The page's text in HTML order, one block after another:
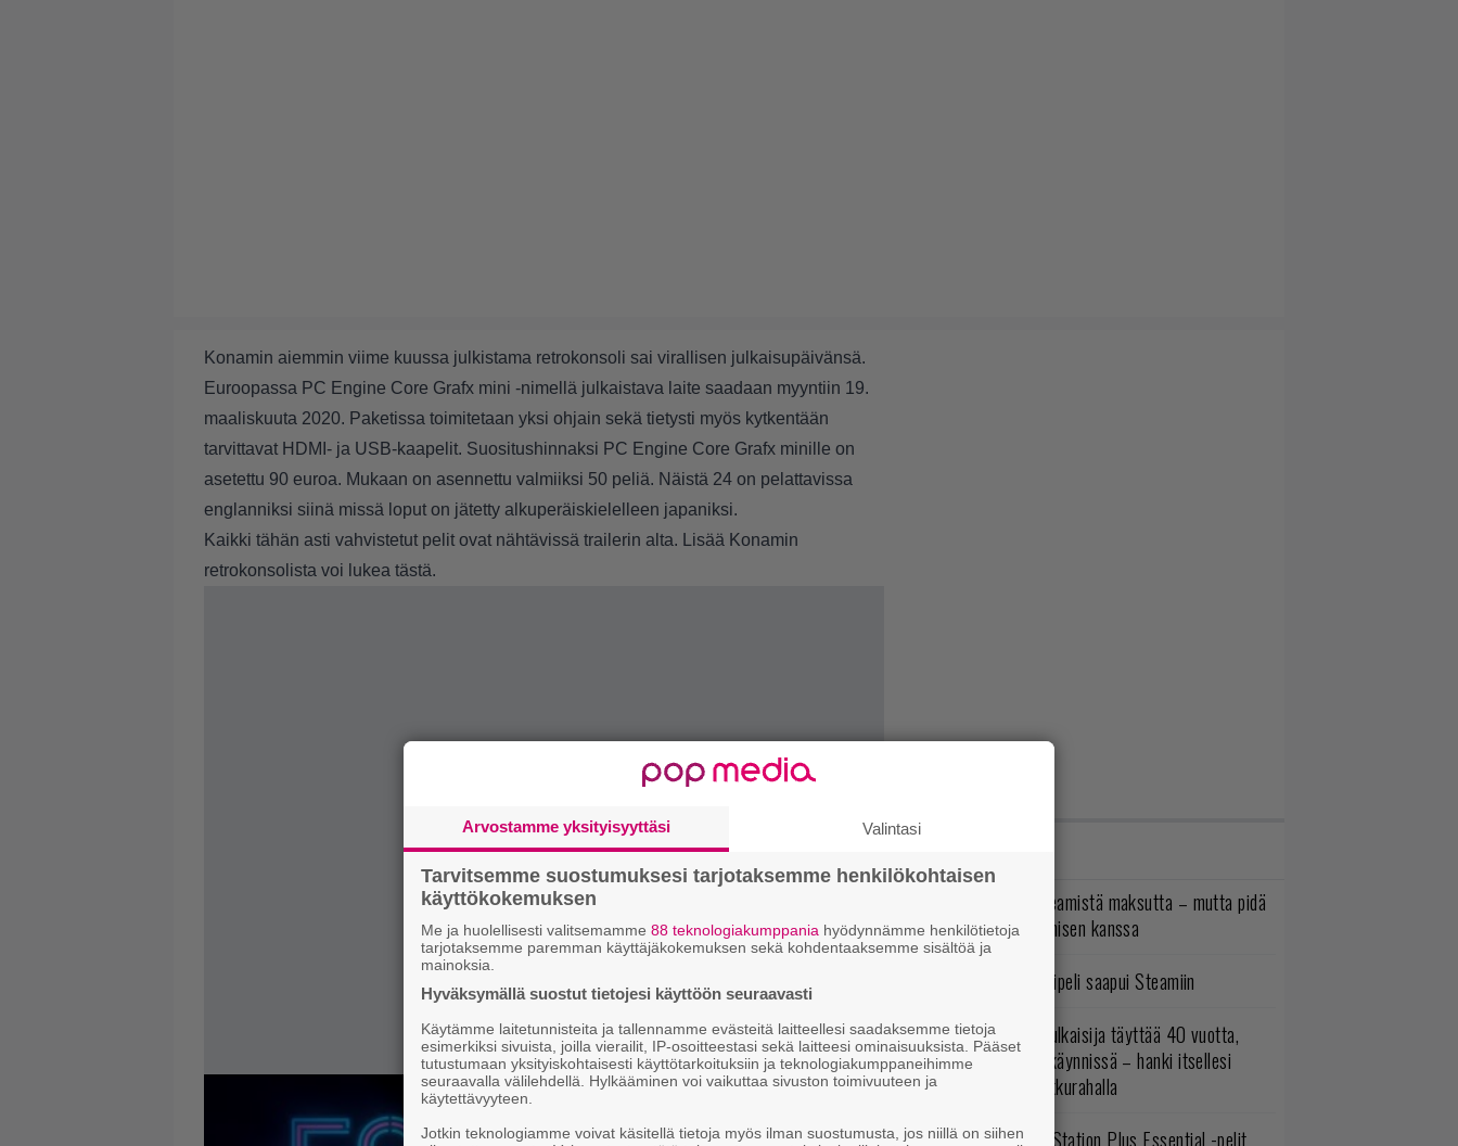
Konamin aiemmin viime kuussa julkistama retrokonsoli sai virallisen julkaisupäivänsä.
Euroopassa PC Engine Core Grafx mini -nimellä julkaistava laite saadaan myyntiin 19.
maaliskuuta 2020. Paketissa toimitetaan yksi ohjain sekä tietysti myös kytkentään
tarvittavat HDMI- ja USB-kaapelit. Suositushinnaksi PC Engine Core Grafx minille on
asetettu 90 euroa. Mukaan on asennettu valmiiksi 50 peliä. Näistä 24 on pelattavissa
englanniksi siinä missä loput on jätetty alkuperäiskielelleen japaniksi.
Kaikki tähän asti vahvistetut pelit ovat nähtävissä trailerin alta. Lisää Konamin
retrokonsolista voi lukea tästä.
Loistopeli Steamistä maksutta – mutta pidä
kiirettä lataamisen kanssa
Ubisoftin hittipeli saapui Steamiin
Rakastettu julkaisija täyttää 40 vuotta,
valtavat alet käynnissä – hanki itsellesi
klassikoita pikkurahalla
Elokuun PlayStation Plus Essential -pelit
Arvostamme yksityisyyttäsi Valintasi
Tarvitsemme suostumuksesi tarjotaksemme henkilökohtaisen
käyttökokemuksen
Me ja huolellisesti valitsemamme 88 teknologiakumppania hyödynnämme henkilötietoja
tarjotaksemme paremman käyttäjäkokemuksen sekä kohdentaaksemme sisältöä ja
mainoksia.
Hyväksymällä suostut tietojesi käyttöön seuraavasti
Käytämme laitetunnisteita ja tallennamme evästeitä laitteellesi saadaksemme tietoja
esimerkiksi sivuista, joilla vierailit, IP-osoitteestasi sekä laitteesi ominaisuuksista. Pääset
tutustumaan yksityiskohtaisesti käyttötarkoituksiin ja teknologiakumppaneihimme
seuraavalla välilehdellä. Hylkääminen voi vaikuttaa sivuston toimivuuteen ja
käytettävyyteen.
Jotkin teknologiamme voivat käsitellä tietoja myös ilman suostumusta, jos niillä on siihen